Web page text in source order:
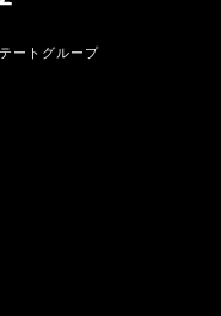
ートグループ